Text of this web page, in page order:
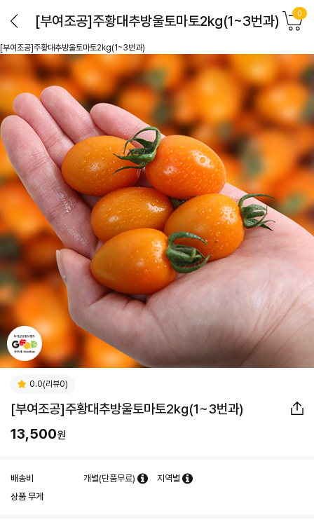
[부여조공]주황대추방울토마토2kg(1~3번과) 0
[부여조공]주황대추방울토마토2kg(1~3번과)
0.0(리뷰0)
[부여조공]주황대추방울토마토2kg(1~3번과)
13,500원
배송비 개별(단품무료)
지역별
상품 무게